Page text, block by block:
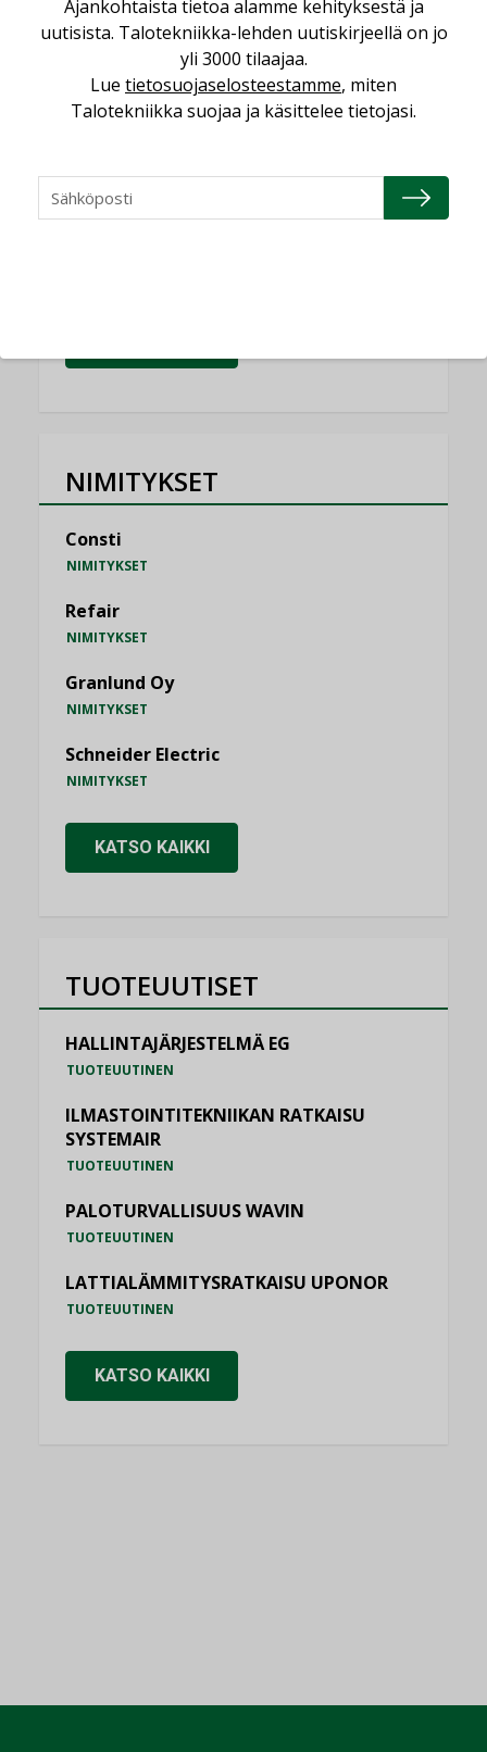
Yli miljoona kotia on vailla toimivaa
ilmanvaihtoa
KOLUMNI
Miten varmistetaan EPD-dokumenteista
KOLUMNI
Vesi- ja viemärimitoittaminen on
NIMITYKSET
Consti
NIMITYKSET
Refair
NIMITYKSET
Granlund Oy
NIMITYKSET
Schneider Electric
NIMITYKSET
KATSO KAIKKI
TUOTEUUTISET
HALLINTAJÄRJESTELMÄ EG
TUOTEUUTINEN
ILMASTOINTITEKNIIKAN RATKAISU
SYSTEMAIR
TUOTEUUTINEN
PALOTURVALLISUUS WAVIN
TUOTEUUTINEN
LATTIALÄMMITYSRATKAISU UPONOR
TUOTEUUTINEN
KATSO KAIKKI
Ajankohtaista tietoa alamme kehityksestä ja
uutisista. Talotekniikka-lehden uutiskirjeellä on jo
yli 3000 tilaajaa.
Lue tietosuojaselosteestamme, miten
Talotekniikka suojaa ja käsittelee tietojasi.